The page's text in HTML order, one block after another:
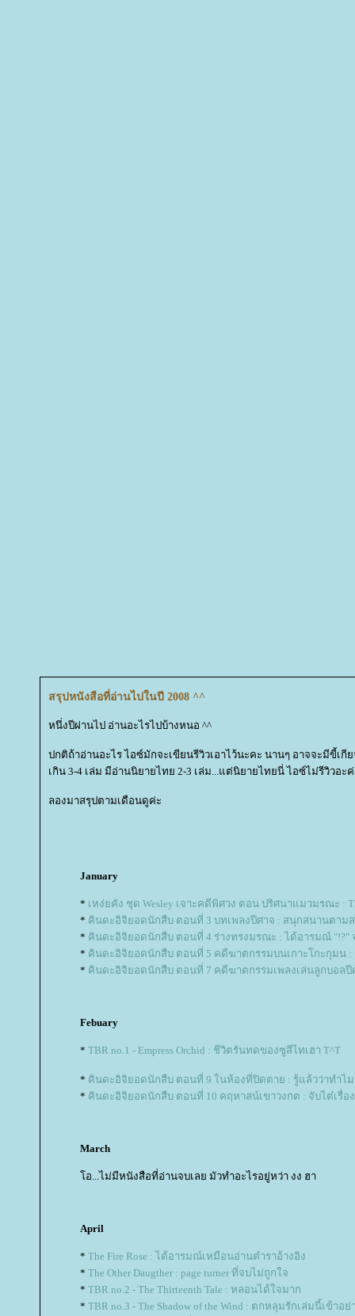
สรุปหนังสือที่อ่านไปในปี 2008 ^^
หนึ่งปีผ่านไป อ่านอะไรไปบ้างหนอ ^^
ปกติถ้าอ่านอะไร ไอซ์มักจะเขียนรีวิวเอาไว้นะคะ นานๆ อาจจะมีขี้เ
เกิน 3-4 เล่ม มีอ่านนิยายไทย 2-3 เล่ม...แต่นิยายไทยนี่ ไอซ์ไม่รีวิวอะค่
ลองมาสรุปตามเดือนดูค่ะ
January
* เหง่ยคัง ชุด Wesley เจาะคดีพิศวง ตอน ปริศนาแมวมรณะ :
* คินดะอิจิยอดนักสืบ ตอนที่ 3 บทเพลงปีศาจ : สนุกสนานตาม
* คินดะอิจิยอดนักสืบ ตอนที่ 4 ร่างทรงมรณะ : ได้อารมณ์ "!?"
* คินดะอิจิยอดนักสืบ ตอนที่ 5 คดีฆาตกรรมบนเกาะโกะกุมน
* คินดะอิจิยอดนักสืบ ตอนที่ 7 คดีฆาตกรรมเพลงเล่นลูกบอลปี
Febuary
* TBR no.1 - Empress Orchid : ชีวิตรันทดของซูสีไทเฮา T^T
* คินดะอิจิยอดนักสืบ ตอนที่ 9 ในห้องที่ปิดตาย : รู้แล้วว่าทำไ
* คินดะอิจิยอดนักสืบ ตอนที่ 10 คฤหาสน์เขาวงกต : จับไต๋เรื่อ
March
อ...ไม่มีหนังสือที่อ่านจบเลย มัวทำอะไรอยู่หว่า งง ฮา
April
* The Fire Rose : ได้อารมณ์เหมือนอ่านตำราอ้างอิง
* The Other Daugther : page turner ที่จบไม่ถูกใจ
* TBR no.2 - The Thirteenth Tale : หลอนได้ใจมาก
* TBR no.3 - The Shadow of the Wind : ตกหลุมรักเล่มนี้เข้าอย่